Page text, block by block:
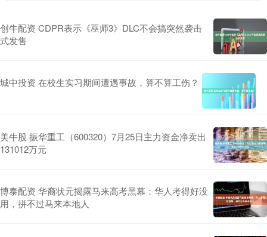
创牛配资 CDPR表示《巫师3》DLC不会搞突然袭击
式发售
城中投资 在校生实习期间遭遇事故，算不算工伤？
美牛股 振华重工（600320）7月25日主力资金净卖出
131012万元
博泰配资 华裔状元揭露马来高考黑幕：华人考得好没
用，拼不过马来本地人